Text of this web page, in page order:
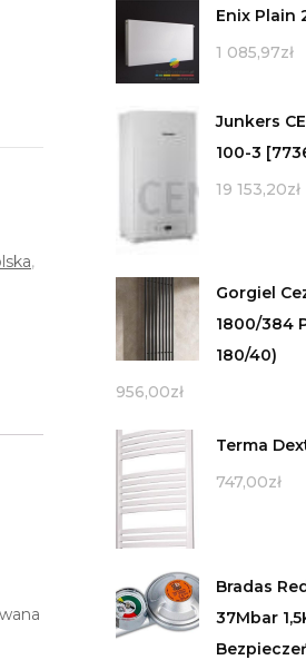
,
Enix Plain
1 085,97zł
Junkers
100-3
19 153,20zł
Gorgiel
1800/384
180/40)
956,00zł
Terma
747,00zł
Bradas
37Mbar